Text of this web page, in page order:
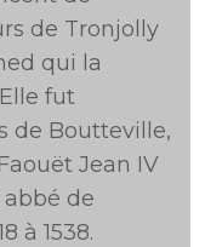
de Tronjolly
qui la
fut
de Boutteville,
Jean IV
de
à 1538.